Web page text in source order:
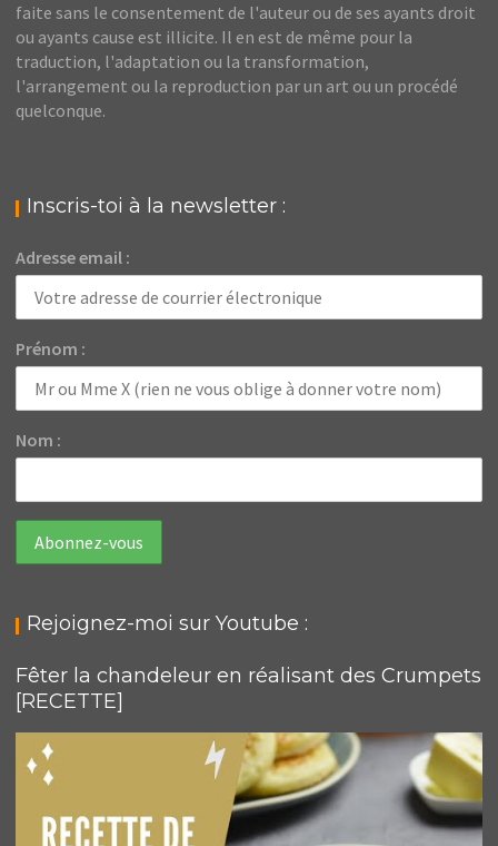
faite sans le consentement de l'auteur ou de ses ayants droit
ou ayants cause est illicite. Il en est de même pour la
traduction, l'adaptation ou la transformation,
l'arrangement ou la reproduction par un art ou un procédé
quelconque.
Inscris-toi à la newsletter :
Adresse email :
Prénom :
Nom :
Rejoignez-moi sur Youtube :
Fêter la chandeleur en réalisant des Crumpets
[RECETTE]